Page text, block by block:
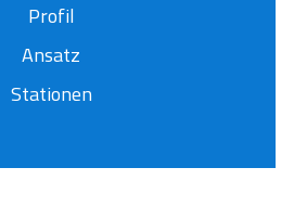
Profil
Ansatz
Stationen